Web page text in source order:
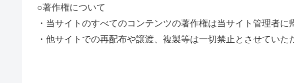
○著作権について
・当サイトのすべてのコンテンツの著作権は当サイト管理者に
・他サイトでの再配布や譲渡、複製等は一切禁止とさせていた